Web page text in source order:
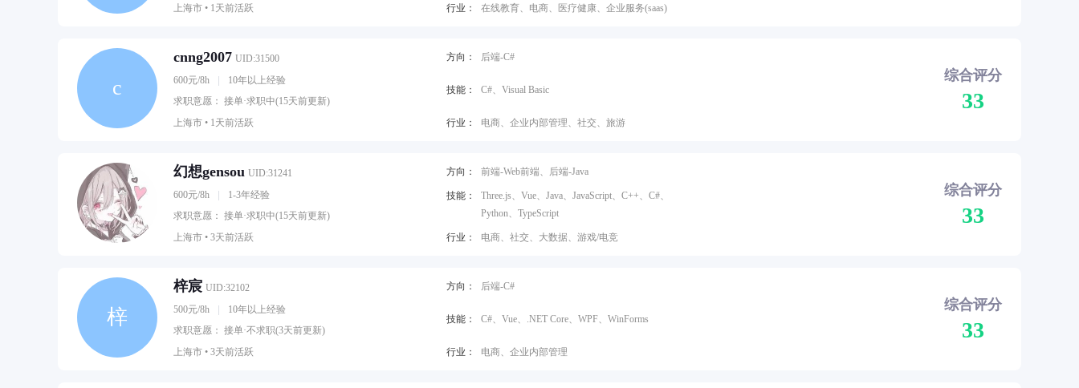
上海市 • 1天前活跃 行业： 在线教育、电商、医疗健康、企业服务(saas)
c
cnng2007 UID:31500
600元/8h
10年以上经验
求职意愿： 接单·求职中(15天前更新)
上海市 • 1天前活跃
方向： 后端-C#
技能： C#、Visual Basic
行业： 电商、企业内部管理、社交、旅游
综合评分
33
幻想gensou UID:31241
600元/8h
1-3年经验
求职意愿： 接单·求职中(15天前更新)
上海市 • 3天前活跃
方向： 前端-Web前端、后端-Java
技能：
Three.js、Vue、Java、JavaScript、C++、C#、
Python、TypeScript
行业： 电商、社交、大数据、游戏/电竞
综合评分
33
梓
梓宸 UID:32102
500元/8h
10年以上经验
求职意愿： 接单·不求职(3天前更新)
上海市 • 3天前活跃
方向： 后端-C#
技能： C#、Vue、.NET Core、WPF、WinForms
行业： 电商、企业内部管理
综合评分
33